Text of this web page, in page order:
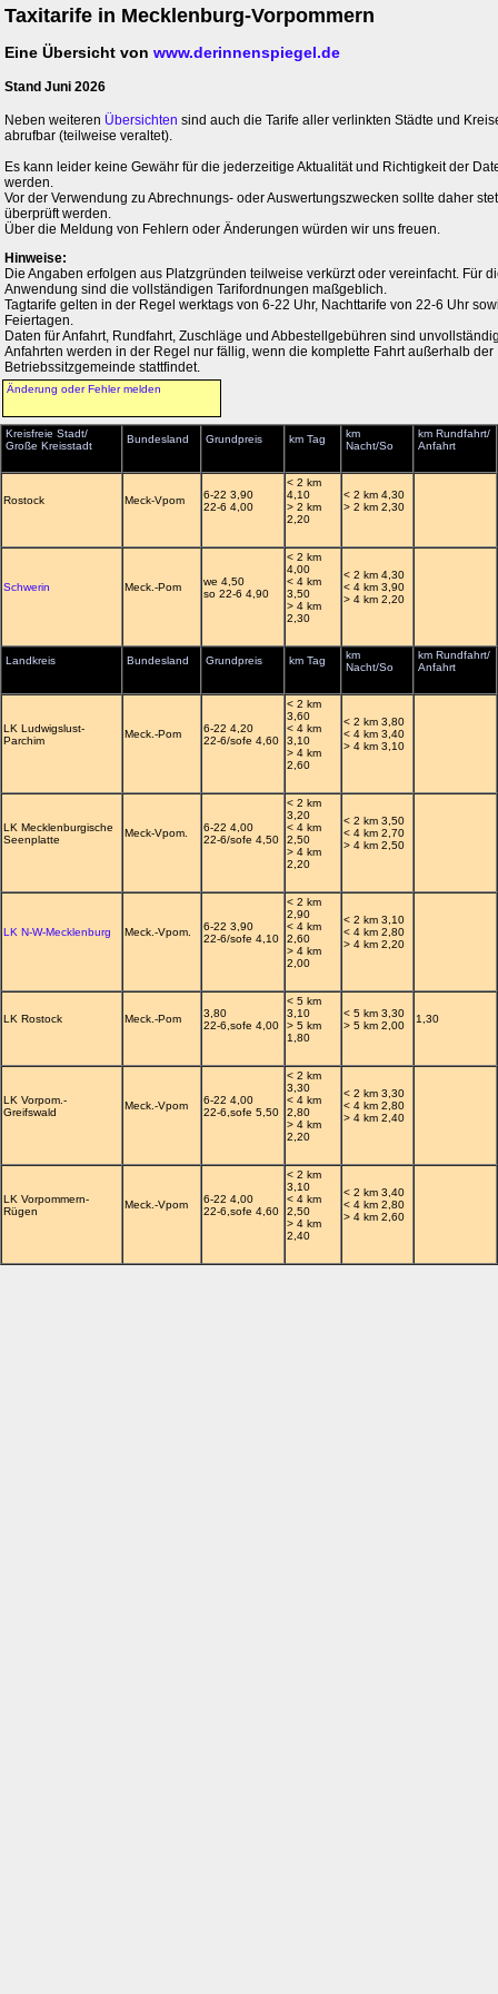
Taxitarife in Mecklenburg-Vorpommern
Eine Übersicht von www.derinnenspiegel.de
Stand Juni 2026
Neben weiteren Übersichten sind auch die Tarife aller verlinkten Städte und
abrufbar (teilweise veraltet).
Es kann leider keine Gewähr für die jederzeitige Aktualität und Richtigkeit der
werden.
Vor der Verwendung zu Abrechnungs- oder Auswertungszwecken sollte daher
überprüft werden.
Über die Meldung von Fehlern oder Änderungen würden wir uns freuen.
Hinweise:
Die Angaben erfolgen aus Platzgründen teilweise verkürzt oder vereinfacht. Für
Anwendung sind die vollständigen Tarifordnungen maßgeblich.
Tagtarife gelten in der Regel werktags von 6-22 Uhr, Nachttarife von 22-6 Uhr
Feiertagen.
Daten für Anfahrt, Rundfahrt, Zuschläge und Abbestellgebühren sind
Anfahrten werden in der Regel nur fällig, wenn die komplette Fahrt außerhalb der
Betriebssitzgemeinde stattfindet.
Änderung oder Fehler melden
Kreisfreie Stadt/
Große Kreisstadt
Bundesland Grundpreis km Tag
km
Nacht/So
km Rundfahrt/
Anfahrt
Rostock Meck-Vpom
6-22 3,90
22-6 4,00
< 2 km
4,10
> 2 km
2,20
< 2 km 4,30
> 2 km 2,30
Schwerin Meck.-Pom
we 4,50
so 22-6 4,90
< 2 km
4,00
< 4 km
3,50
> 4 km
2,30
< 2 km 4,30
< 4 km 3,90
> 4 km 2,20
Landkreis Bundesland Grundpreis km Tag
km
Nacht/So
km Rundfahrt/
Anfahrt
LK Ludwigslust-
Parchim
Meck.-Pom
6-22 4,20
22-6/sofe 4,60
< 2 km
3,60
< 4 km
3,10
> 4 km
2,60
< 2 km 3,80
< 4 km 3,40
> 4 km 3,10
LK Mecklenburgische
Seenplatte
Meck-Vpom.
6-22 4,00
22-6/sofe 4,50
< 2 km
3,20
< 4 km
2,50
> 4 km
2,20
< 2 km 3,50
< 4 km 2,70
> 4 km 2,50
LK N-W-Mecklenburg Meck.-Vpom.
6-22 3,90
22-6/sofe 4,10
< 2 km
2,90
< 4 km
2,60
> 4 km
2,00
< 2 km 3,10
< 4 km 2,80
> 4 km 2,20
LK Rostock Meck.-Pom
3,80
22-6,sofe 4,00
< 5 km
3,10
> 5 km
1,80
< 5 km 3,30
> 5 km 2,00
1,30
LK Vorpom.-
Greifswald
Meck.-Vpom
6-22 4,00
22-6,sofe 5,50
< 2 km
3,30
< 4 km
2,80
> 4 km
2,20
< 2 km 3,30
< 4 km 2,80
> 4 km 2,40
LK Vorpommern-
Rügen
Meck.-Vpom
6-22 4,00
22-6,sofe 4,60
< 2 km
3,10
< 4 km
2,50
> 4 km
2,40
< 2 km 3,40
< 4 km 2,80
> 4 km 2,60